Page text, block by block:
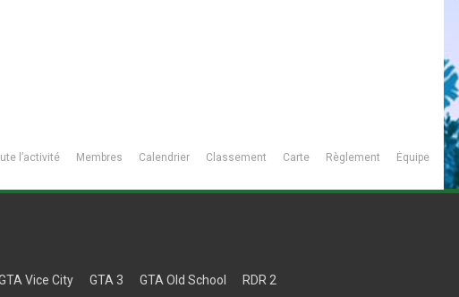
l’activité Membres Calendrier Classement Carte Règlement Équipe
Vice City GTA 3 GTA Old School RDR 2